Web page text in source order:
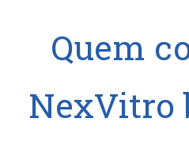
Quem
NexVitro